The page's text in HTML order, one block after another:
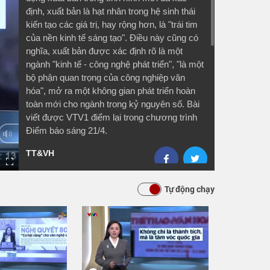
định, xuất bản là hạt nhân trong hệ sinh thái
kiến tạo các giá trị, hay rộng hơn, là "trái tim
của nền kinh tế sáng tạo". Điều này cũng có
nghĩa, xuất bản được xác định rõ là một
ngành "kinh tế - công nghệ phát triển", "là một
bộ phận quan trọng của công nghiệp văn
hóa", mở ra một không gian phát triển hoàn
toàn mới cho ngành trong kỷ nguyên số. Bài
viết được VTV1 điểm lại trong chương trình
Điểm báo sáng 21/4.
TT&VH
Tự động chạy